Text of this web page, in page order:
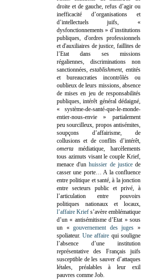
droite et de gauche, refus d’agir ou
inefficacité d’organisations et
d’intellectuels juifs, «
dysfonctionnements » d’institutions
publiques, d'ordres professionnels
et d'auxiliaires de justice, faillites de
l’Etat dans ses missions
régaliennes, discriminations non
sanctionnées,establishment, entités
et bureaucraties incontrôlés ou
oublieux de leurs missions, absence
de mises en jeu de responsabilités
publiques, intérêt général dédaigné,
« système-de-santé-que-le-monde-
entier-nous-envie » partialement
peu sourcilleux, propos antisémites,
soupçons d’affairisme, de
collusions et de conflits d’intérêt,
omertamédiatique, harcèlements
tous azimuts visant le couple Krief,
menace d'unhuissier de justicede
casser une porte… A la confluence
entre politique et santé, à la jonction
entre secteurs public et privé, à
l’articulation entre pouvoirs
politiques nationaux et locaux,
l’affaire Krief s’avère emblématique
d’un « antisémitisme d’Etat » sous
un «gouvernement des juges »
spoliateur.Une affaire qui souligne
l’absence d’une institution
représentative des Français juifs
susceptible de les sauver d’attaques
létales, préalables à leur exil
pauvres comme Job.